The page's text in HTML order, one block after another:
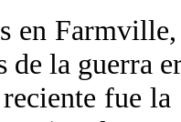
en
de la guerra
fue la